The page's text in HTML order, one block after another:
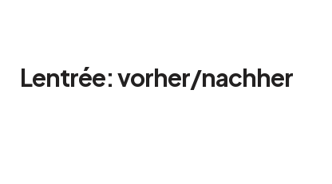
Lentrée: vorher/nachher